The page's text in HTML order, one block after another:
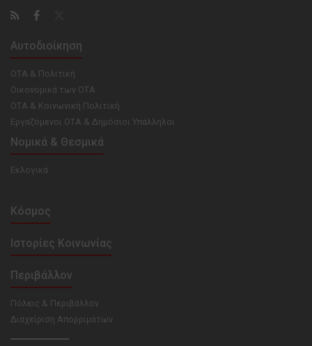
Αυτοδιοίκηση
ΟΤΑ & Πολιτική
Οικονομικά των ΟΤΑ
ΟΤΑ & Κοινωνική Πολιτική
Εργαζόμενοι ΟΤΑ & Δημόσιοι Υπάλληλοι
Νομικά & Θεσμικά
Εκλογικά
Κόσμος
Ιστορίες Κοινωνίας
Περιβάλλον
Πόλεις & Περιβάλλον
Διαχείριση Απορριμάτων